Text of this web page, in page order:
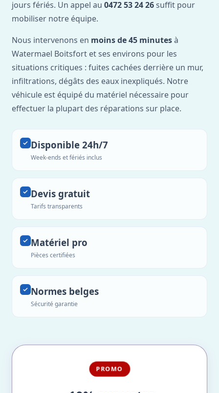
jours fériés. Un appel au 0472 53 24 26 suffit pour
mobiliser notre équipe.
Nous intervenons en moins de 45 minutesà
Watermael Boitsfort et ses environs pour les
situations critiques : fuites cachées derrière un mur,
infiltrations, dégâts des eaux inexpliqués. Notre
véhicule est équipé du matériel nécessaire pour
effectuer la plupart des réparations sur place.
Disponible 24h/7
Week-ends et fériés inclus
Devis gratuit
Tarifs transparents
Matériel pro
Pièces certifiées
Normes belges
Sécurité garantie
PROMO